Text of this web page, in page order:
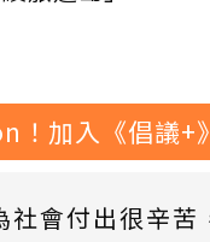
加入《倡議+》
社會付出很辛